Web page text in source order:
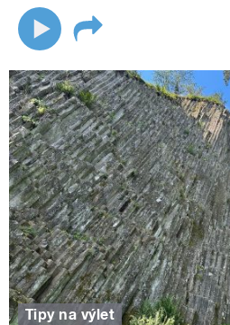
Tipy na výlet